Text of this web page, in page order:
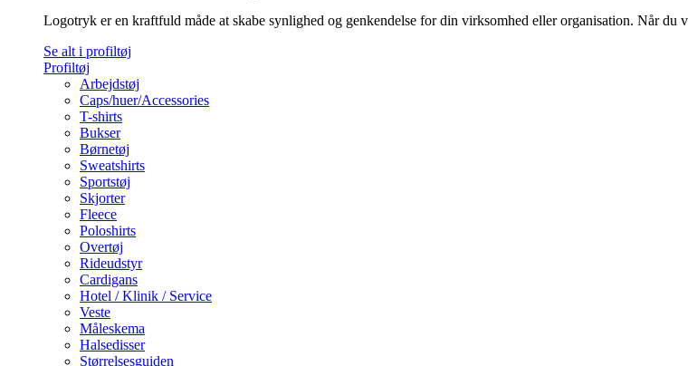
Logotryk er en kraftfuld måde at skabe synlighed og genkendelse for din virksomhed eller organisation. Når
Se alt i profiltøj
Profiltøj
Arbejdstøj
Caps/huer/Accessories
T-shirts
Bukser
Børnetøj
Sweatshirts
Sportstøj
Skjorter
Fleece
Poloshirts
Overtøj
Rideudstyr
Cardigans
Hotel / Klinik / Service
Veste
Måleskema
Halsedisser
Størrelsesguiden